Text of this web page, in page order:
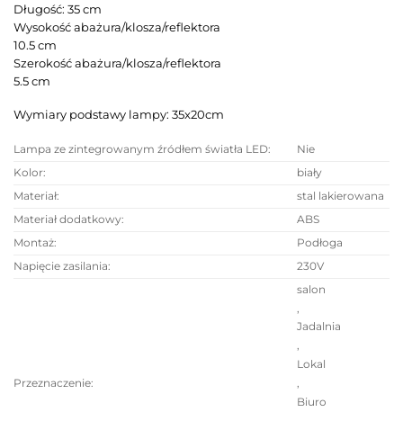
Długość: 35 cm
Wysokość abażura/klosza/reflektora
10.5 cm
Szerokość abażura/klosza/reflektora
5.5 cm
Wymiary podstawy lampy: 35x20cm
Lampa ze zintegrowanym źródłem światła LED:
Nie
Kolor:
biały
Materiał:
stal lakierowana
Materiał dodatkowy:
ABS
Montaż:
Podłoga
Napięcie zasilania: 230V
Przeznaczenie:
salon
Jadalnia
,
Lokal
,
Biuro